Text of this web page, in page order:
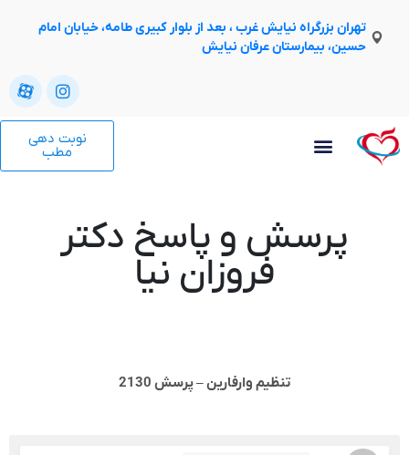
تهران بزرگراه نیایش غرب ، بعد از بلوار کبیری طامه، خیابان امام
حسین، بیمارستان عرفان نیایش
نوبت دهی
پرسش و پاسخ دکتر
فروزان نیا
تنظیم وارفارین – پرسش 2130